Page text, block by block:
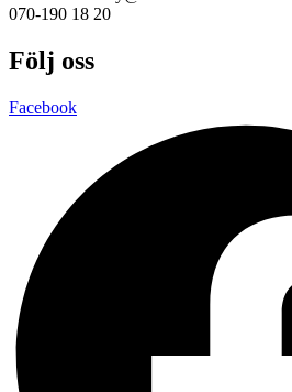
070-190 18 20
Följ oss
Facebook